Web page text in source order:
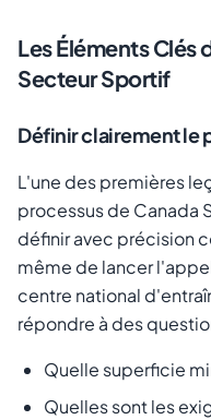
Les Éléments Clés
Secteur Sportif
Définir clairement le
L'une des premières
processus de Canada
définir avec précision
même de lancer
centre national
répondre à des
Quelle superficie
Quelles sont les